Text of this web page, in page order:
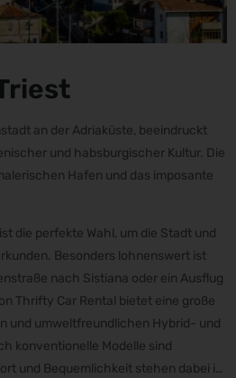
an der Adriaküste, beeindruckt
und habsburgischer Kultur. Die
Hafen und das imposante
die perfekte Wahl, um die Stadt und
Besonders lohnenswert ist
nach Sistiana oder ein Ausflug
Thrifty Car Rental bietet eine große
und umweltfreundlichen Hybrid- und
konventionelle Modelle sind
und Bequemlichkeit stehen dabei im